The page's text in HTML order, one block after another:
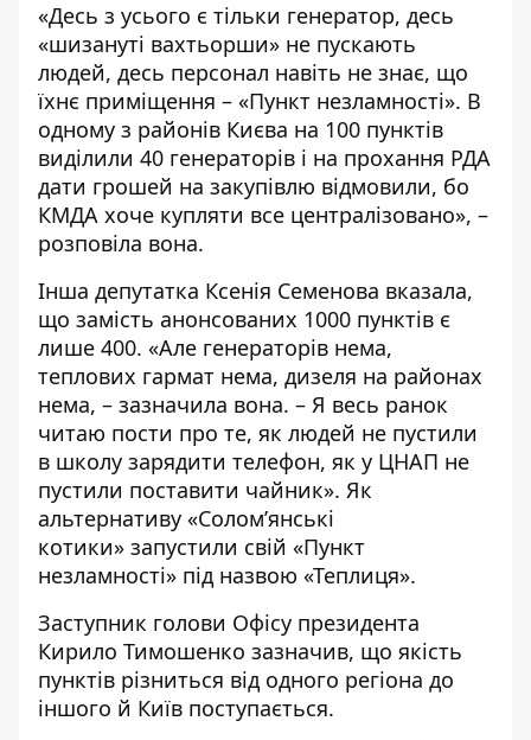
«Десь з усього є тільки генератор, десь
«шизануті вахтьорши» не пускають
людей, десь персонал навіть не знає, що
їхнє приміщення – «Пункт незламності». В
одному з районів Києва на 100 пунктів
виділили 40 генераторів і на прохання РДА
дати грошей на закупівлю відмовили, бо
КМДА хоче купляти все централізовано», –
розповіла вона.
Інша депутатка Ксенія Семенова вказала,
що замість анонсованих 1000 пунктів є
лише 400. «Але генераторів нема,
теплових гармат нема, дизеля на районах
нема, – зазначила вона. – Я весь ранок
читаю пости про те, як людей не пустили
в школу зарядити телефон, як у ЦНАП не
пустили поставити чайник». Як
альтернативу «Солом’янські
котики» запустили свій «Пункт
незламності» під назвою «Теплиця».
Заступник голови Офісу президента
Кирило Тимошенко зазначив, що якість
пунктів різниться від одного регіона до
іншого й Київ поступається.